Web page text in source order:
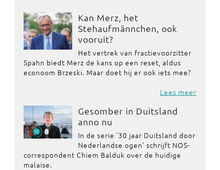
Kan Merz, het
Stehaufmännchen, ook
vooruit?
Het vertrek van fractievoorzitter
Spahn biedt Merz de kans op een reset, aldus
econoom Brzeski. Maar doet hij er ook iets mee?
Lees meer
Gesomber in Duitsland
anno nu
In de serie '30 jaar Duitsland door
Nederlandse ogen' schrijft NOS-
correspondent Chiem Balduk over de huidige
malaise.